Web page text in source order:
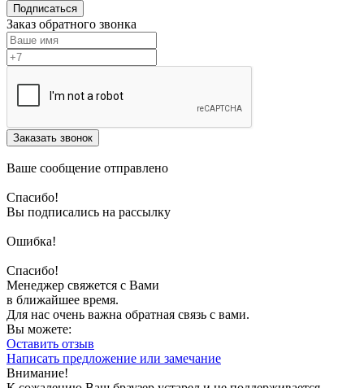
Подписаться
Заказ обратного звонка
Заказать звонок
Ваше сообщение отправлено
Спасибо!
Вы подписались на рассылку
Ошибка!
Спасибо!
Менеджер свяжется с Вами
в ближайшее время.
Для нас очень важна обратная связь с вами.
Вы можете:
Оставить отзыв
Написать предложение или замечание
Внимание!